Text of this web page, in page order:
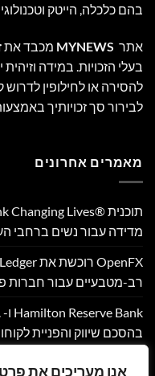
אנו מעריכים את
בהם כלכלה, הייטק
אתר MYNEWS מכבד את
בעלי הזכויות. במידה
להסירה או לחילופין לדרוש
לבירור סך זכויותיך
מאמרים אחרונים
מדידה עבור נשים ברחבי
רב-מטבעיים עבור חברות
בהסכם שיווק והפניית